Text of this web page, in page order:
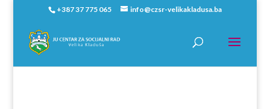
+387 37 775 065 info@czsr-velikakladusa.ba